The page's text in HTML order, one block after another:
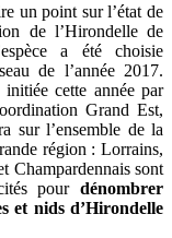
un point sur l’état de
de l’Hirondelle de
a été choisie
de l’année 2017.
initiée cette année par
Grand Est,
sur l’ensemble de la
région : Lorrains,
Champardennais sont
pour dénombrer
et nids d’Hirondelle